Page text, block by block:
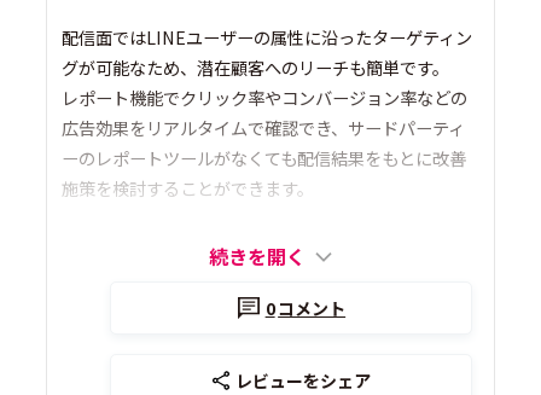
配信面ではLINEユーザーの属性に沿ったターゲティン
グが可能なため、潜在顧客へのリーチも簡単です。
レポート機能でクリック率やコンバージョン率などの
広告効果をリアルタイムで確認でき、サードパーティ
ーのレポートツールがなくても配信結果をもとに改善
施策を検討することができます。
続きを開く
0コメント
レビューをシェア